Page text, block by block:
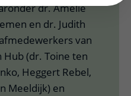
dr. Amelie
en dr. Judith
van
Hub (dr. Toine ten
Heggert Rebel,
Meeldijk) en